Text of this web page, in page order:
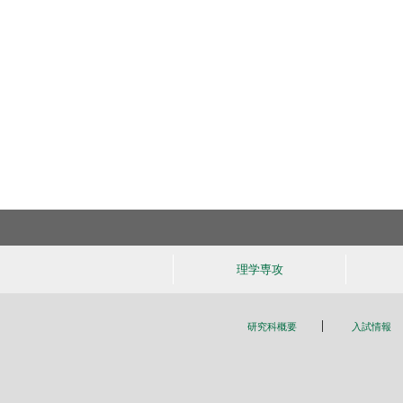
理学専攻
研究科概要 入試情報